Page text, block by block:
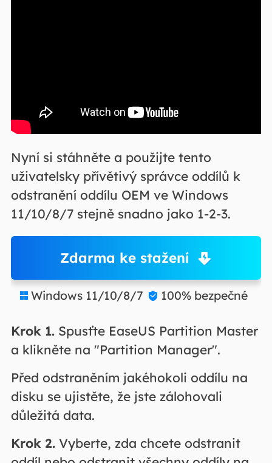
Nyní si stáhněte a použijte tento
uživatelsky přívětivý správce oddílů k
odstranění oddílu OEM ve Windows
11/10/8/7 stejně snadno jako 1-2-3.
Zdarma ke stažení
 Windows 11/10/8/7  100% bezpečné
Krok 1.Spusťte EaseUS Partition Master
a klikněte na "Partition Manager".
Před odstraněním jakéhokoli oddílu na
disku se ujistěte, že jste zálohovali
důležitá data.
Krok 2.Vyberte, zda chcete odstranit